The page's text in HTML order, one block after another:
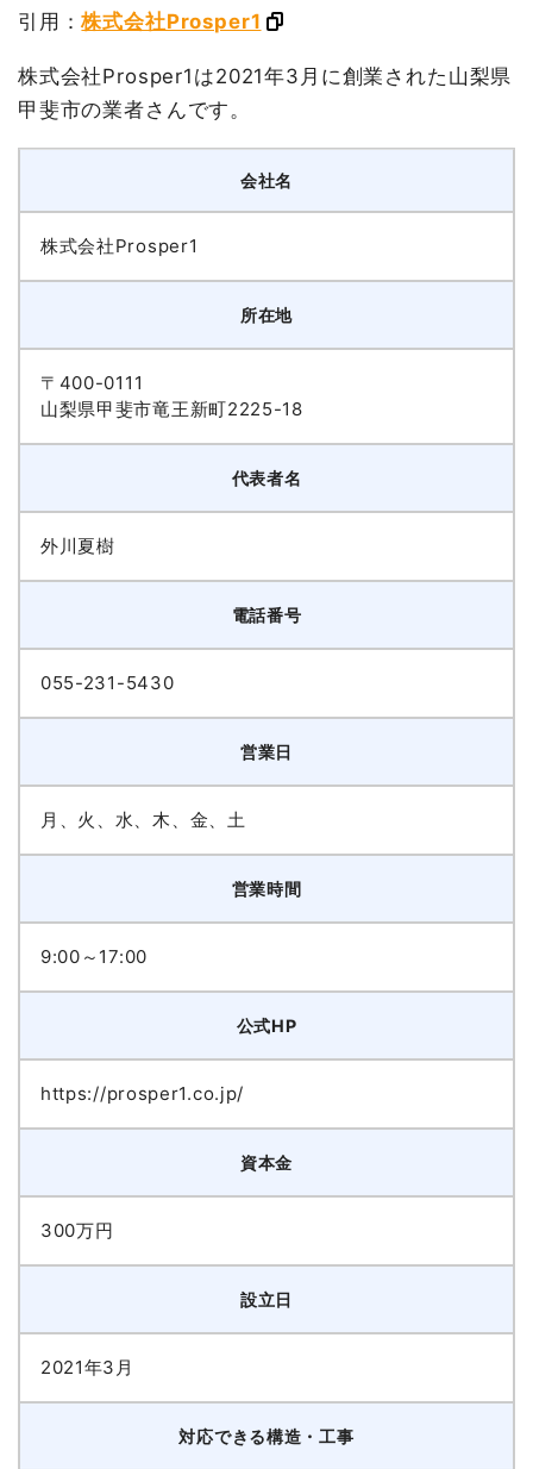
引用：株式会社Prosper1
株式会社Prosper1は2021年3月に創業された山梨県
甲斐市の業者さんです。
会社名
株式会社Prosper1
所在地
〒400-0111
山梨県甲斐市竜王新町2225-18
代表者名
外川夏樹
電話番号
055-231-5430
営業日
月、火、水、木、金、土
営業時間
9:00～17:00
公式HP
https://prosper1.co.jp/
資本金
300万円
設立日
2021年3月
対応できる構造・工事